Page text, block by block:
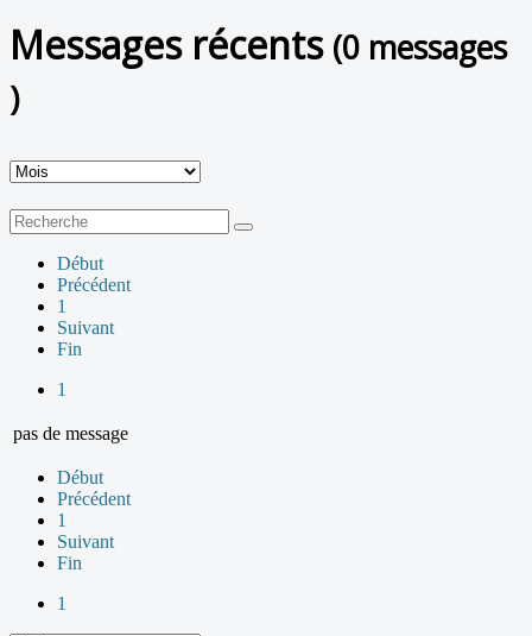
Messages récents (0 messages
)
Début
Précédent
1
Suivant
Fin
1
pas de message
Début
Précédent
1
Suivant
Fin
1